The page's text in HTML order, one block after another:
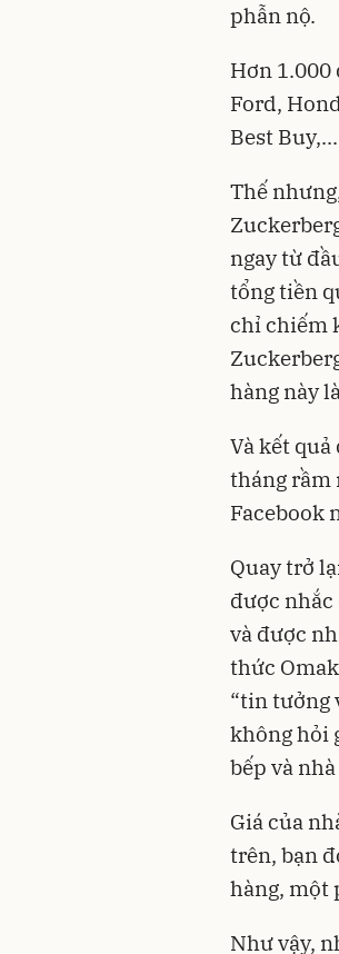
phẫn nộ.
Hơn 1.000
Ford,
Best
Thế
ngay từ
tổng tiền
chỉ chiếm
hàng này
Và kết
tháng rầm
Facebook
Quay trở
được
và được
thức
“tin tưởng
không hỏi
bếp và
Giá của
trên, bạn
hàng, một
Như vậy,